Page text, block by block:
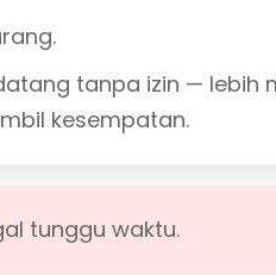
tanpa izin — lebih
kesempatan.
tunggu waktu.